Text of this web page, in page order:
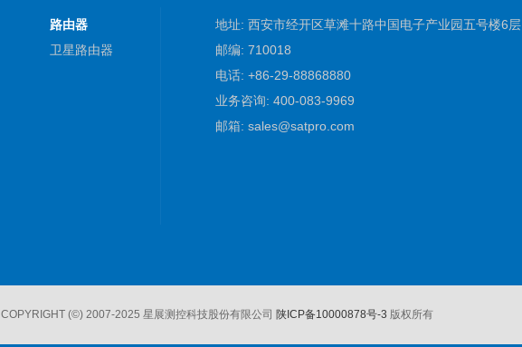
路由器
卫星路由器
地址: 西安市经开区草滩十路中国电子产业园五号楼6层
邮编: 710018
电话: +86-29-88868880
业务咨询: 400-083-9969
邮箱: sales@satpro.com
COPYRIGHT (©) 2007-2025 星展测控科技股份有限公司 陕ICP备10000878号-3 版权所有